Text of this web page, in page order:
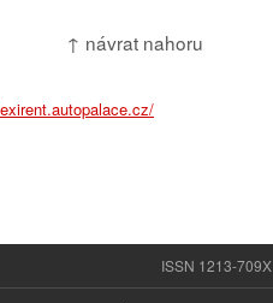
↑ návrat nahoru
ISSN 1213-